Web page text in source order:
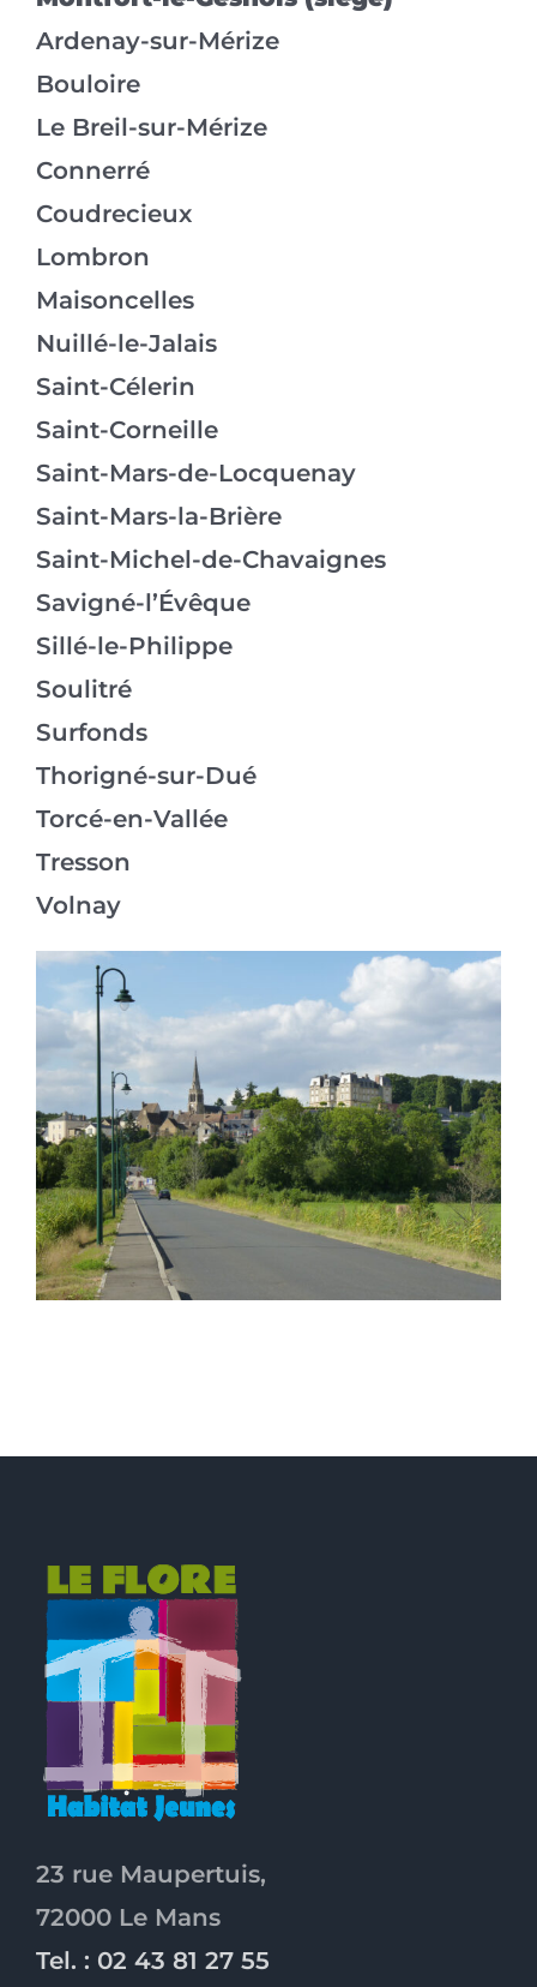
Ardenay-sur-Mérize
Bouloire
Le Breil-sur-Mérize
Connerré
Coudrecieux
Lombron
Maisoncelles
Nuillé-le-Jalais
Saint-Célerin
Saint-Corneille
Saint-Mars-de-Locquenay
Saint-Mars-la-Brière
Saint-Michel-de-Chavaignes
Savigné-l’Évêque
Sillé-le-Philippe
Soulitré
Surfonds
Thorigné-sur-Dué
Torcé-en-Vallée
Tresson
Volnay
23 rue Maupertuis,
72000 Le Mans
Tel. : 02 43 81 27 55